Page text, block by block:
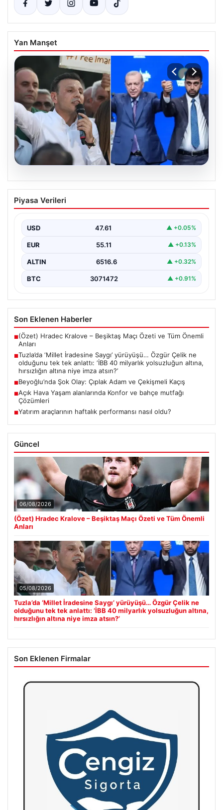
Yan Manşet
Tuzla’da ‘Millet İradesine Saygı’
yürüyüşü… Özgür Çelik ne olduğunu tek
altına, hırsızlığın altına niye imza atsın?’
{ “title”: “Tuzla’da ‘Millet İradesine Saygı’ Yürüyüşü ve
Özgür Çelik’ten Açıklamalar”, “content”: “ Tuzla…
Piyasa Verileri
USD 47.61 ▲ +0.05%
EUR 55.11 ▲ +0.13%
ALTIN 6516.6 ▲ +0.32%
BTC 3071472 ▲ +0.91%
Son Eklenen Haberler
■(Özet) Hradec Kralove – Beşiktaş Maçı Özeti ve Tüm Önemli
Anları
■Tuzla’da ‘Millet İradesine Saygı’ yürüyüşü… Özgür Çelik ne
olduğunu tek tek anlattı: ‘İBB 40 milyarlık yolsuzluğun altına,
hırsızlığın altına niye imza atsın?’
■Beyoğlu’nda Şok Olay: Çıplak Adam ve Çekişmeli Kaçış
■Açık Hava Yaşam alanlarında Konfor ve bahçe mutfağı
Çözümleri
■Yatırım araçlarının haftalık performansı nasıl oldu?
Güncel
06/08/2026
(Özet) Hradec Kralove – Beşiktaş Maçı Özeti ve Tüm Önemli
Anları
05/08/2026
Tuzla’da ‘Millet İradesine Saygı’ yürüyüşü… Özgür Çelik ne
olduğunu tek tek anlattı: ‘İBB 40 milyarlık yolsuzluğun altına,
hırsızlığın altına niye imza atsın?’
Son Eklenen Firmalar